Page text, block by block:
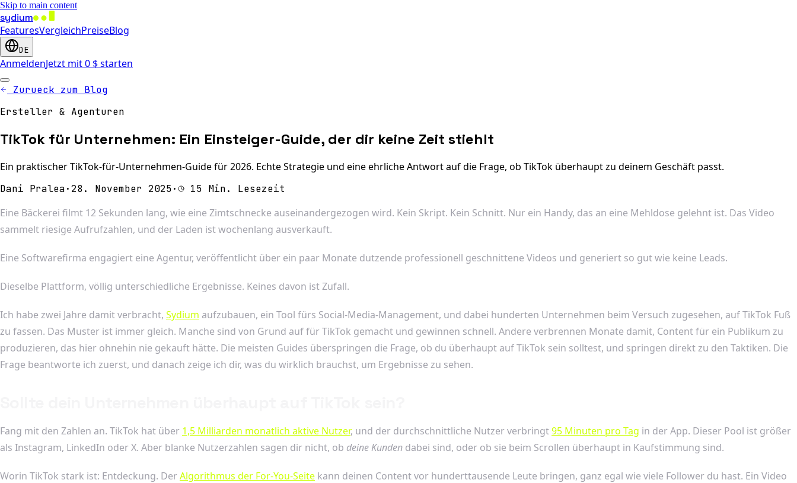
Skip to main content
sydium
FeaturesVergleichPreiseBlog
DE
AnmeldenJetzt mit 0 $ starten
Zurueck zum Blog
Ersteller & Agenturen
TikTok für Unternehmen: Ein Einsteiger-Guide, der dir keine Zeit stiehlt
Ein praktischer TikTok-für-Unternehmen-Guide für 2026. Echte Strategie und eine ehrliche Antwort auf die Frage, ob TikTok überhaupt zu deinem Geschäft passt.
Dani Pralea·28. November 2025· 15 Min. Lesezeit
Eine Bäckerei filmt 12 Sekunden lang, wie eine Zimtschnecke auseinandergezogen wird. Kein Skript. Kein Schnitt. Nur ein Handy, das an eine Mehldose gelehnt ist. Das Video
sammelt riesige Aufrufzahlen, und der Laden ist wochenlang ausverkauft.
Eine Softwarefirma engagiert eine Agentur, veröffentlicht über ein paar Monate dutzende professionell geschnittene Videos und generiert so gut wie keine Leads.
Dieselbe Plattform, völlig unterschiedliche Ergebnisse. Keines davon ist Zufall.
Ich habe zwei Jahre damit verbracht, Sydium aufzubauen, ein Tool fürs Social-Media-Management, und dabei hunderten Unternehmen beim Versuch zugesehen, auf TikTok Fuß
zu fassen. Das Muster ist immer gleich. Manche sind von Grund auf für TikTok gemacht und gewinnen schnell. Andere verbrennen Monate damit, Content für ein Publikum zu
produzieren, das hier ohnehin nie gekauft hätte. Die meisten Guides überspringen die Frage, ob du überhaupt auf TikTok sein solltest, und springen direkt zu den Taktiken. Die
Frage beantworte ich zuerst, und danach zeige ich dir, was du wirklich brauchst, um Ergebnisse zu sehen.
Fang mit den Zahlen an. TikTok hat über 1,5 Milliarden monatlich aktive Nutzer, und der durchschnittliche Nutzer verbringt95 Minuten pro Tag in der App. Dieser Pool ist größer
als Instagram, LinkedIn oder X. Aber blanke Nutzerzahlen sagen dir nicht, ob deine Kunden dabei sind, oder ob sie beim Scrollen überhaupt in Kaufstimmung sind.
Worin TikTok stark ist: Entdeckung. DerAlgorithmus der For-You-Seite kann deinen Content vor hunderttausende Leute bringen, ganz egal wie viele Follower du hast. Ein Video